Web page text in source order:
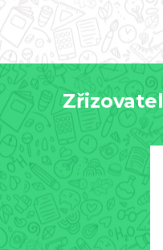
Zřizovatel